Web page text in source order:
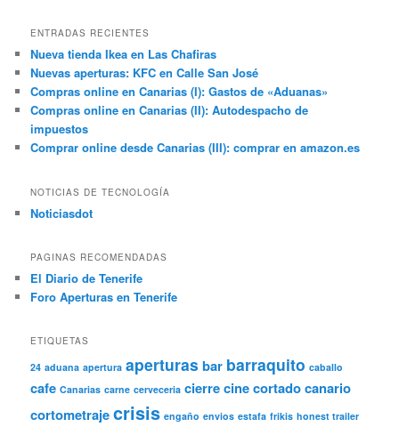
ENTRADAS RECIENTES
Nueva tienda Ikea en Las Chafiras
Nuevas aperturas: KFC en Calle San José
Compras online en Canarias (I): Gastos de «Aduanas»
Compras online en Canarias (II): Autodespacho de
impuestos
Comprar online desde Canarias (III): comprar en amazon.es
NOTICIAS DE TECNOLOGÍA
Noticiasdot
PAGINAS RECOMENDADAS
El Diario de Tenerife
Foro Aperturas en Tenerife
ETIQUETAS
24 aduana apertura aperturas bar barraquito caballo
cafe Canarias carne cerveceria cierrecinecortado canario
cortometrajecrisis engaño envios estafa frikis honest trailer